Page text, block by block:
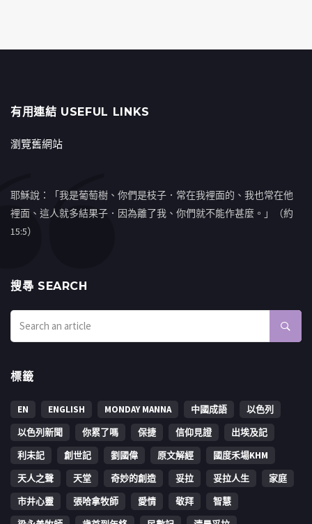
有用連結 USEFUL LINKS
瀏覽舊網站
耶穌說：「我是葡萄樹、你們是枝子．常在我裡面的、我也常在他
裡面、這人就多結果子．因為離了我、你們就不能作甚麼。」（約
15:5）
搜㝷 SEARCH
標籤
EN ENGLISH MONDAY MANNA 中國成語
以色列
以色列新聞
你累了嗎 保捷 信仰見證
出埃及記
利未記
創世記 劉國偉 原文解經
國度禾場KHM
天人之聲
天堂 奇妙的創造 妥拉 妥拉人生
家庭
市井心靈
張哈拿牧師 愛情 敬拜
智慧